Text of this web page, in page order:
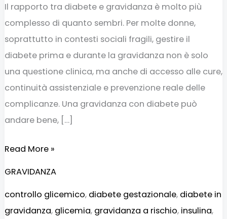
Il rapporto tra diabete e gravidanza è molto più
complesso di quanto sembri. Per molte donne,
soprattutto in contesti sociali fragili, gestire il
diabete prima e durante la gravidanza non è solo
una questione clinica, ma anche di accesso alle cure,
continuità assistenziale e prevenzione reale delle
complicanze. Una gravidanza con diabete può
andare bene, […]
Read More »
GRAVIDANZA
controllo glicemico, diabete gestazionale, diabete in
gravidanza, glicemia, gravidanza a rischio, insulina,